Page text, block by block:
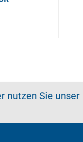
nutzen Sie unser